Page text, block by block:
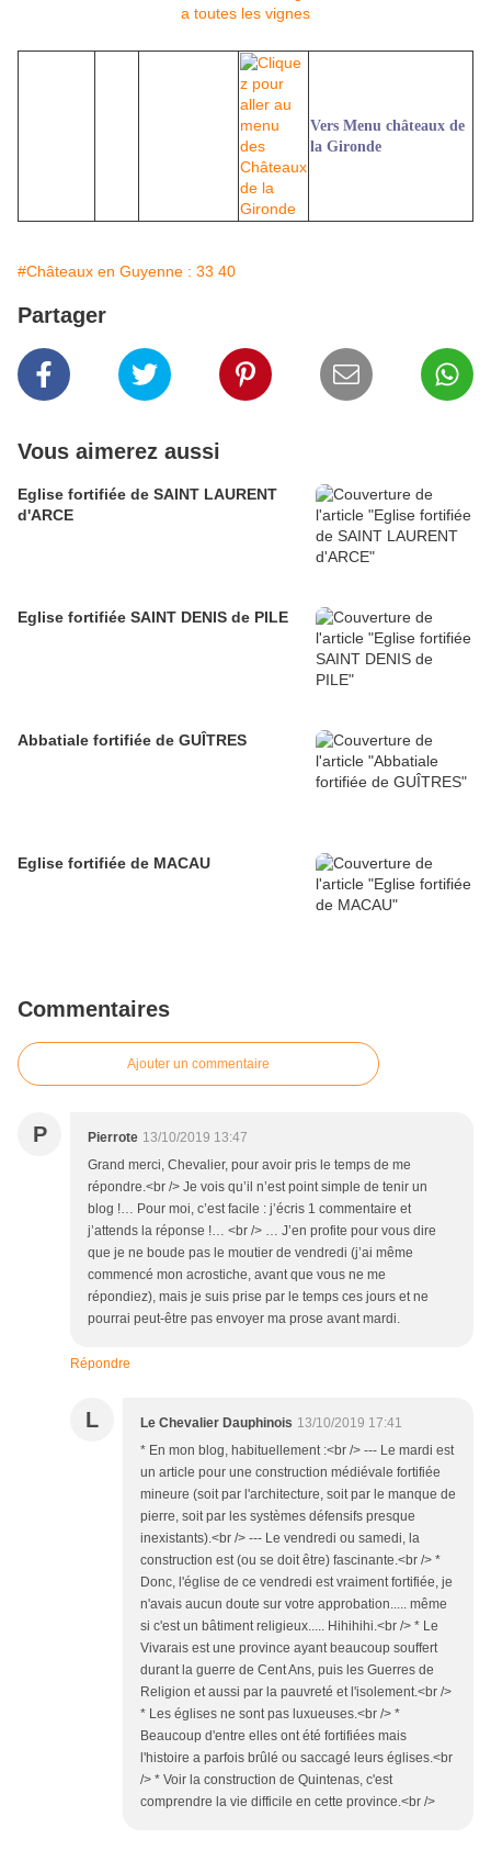
Vers Menu châteaux de
la Gironde
#Châteaux en Guyenne : 33 40
Partager
Vous aimerez aussi
Eglise fortifiée de SAINT LAURENT
d'ARCE
Eglise fortifiée SAINT DENIS de PILE
Abbatiale fortifiée de GUÎTRES
Eglise fortifiée de MACAU
Commentaires
Ajouter un commentaire
P Pierrote 13/10/2019 13:47
Grand merci, Chevalier, pour avoir pris le temps de me
répondre.<br /> Je vois qu’il n’est point simple de tenir un
blog !… Pour moi, c’est facile : j’écris 1 commentaire et
j’attends la réponse !… <br /> … J’en profite pour vous dire
que je ne boude pas le moutier de vendredi (j’ai même
commencé mon acrostiche, avant que vous ne me
répondiez), mais je suis prise par le temps ces jours et ne
pourrai peut-être pas envoyer ma prose avant mardi.
Répondre
L Le Chevalier Dauphinois 13/10/2019 17:41
* En mon blog, habituellement :<br /> --- Le mardi est
un article pour une construction médiévale fortifiée
mineure (soit par l'architecture, soit par le manque de
pierre, soit par les systèmes défensifs presque
inexistants).<br /> --- Le vendredi ou samedi, la
construction est (ou se doit être) fascinante.<br /> *
Donc, l'église de ce vendredi est vraiment fortifiée, je
n'avais aucun doute sur votre approbation..... même
si c'est un bâtiment religieux..... Hihihihi.<br /> * Le
Vivarais est une province ayant beaucoup souffert
durant la guerre de Cent Ans, puis les Guerres de
Religion et aussi par la pauvreté et l'isolement.<br />
* Les églises ne sont pas luxueuses.<br /> *
Beaucoup d'entre elles ont été fortifiées mais
l'histoire a parfois brûlé ou saccagé leurs églises.<br
/> * Voir la construction de Quintenas, c'est
comprendre la vie difficile en cette province.<br />